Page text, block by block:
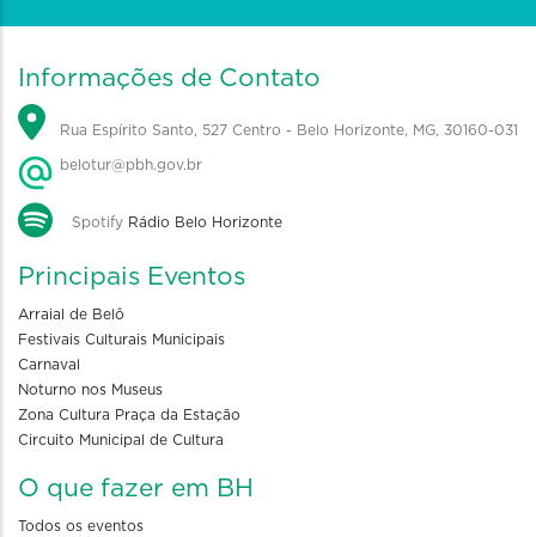
Informações de Contato
Rua Espírito Santo, 527 Centro - Belo Horizonte, MG, 30160-031
belotur@pbh.gov.br
Spotify Rádio Belo Horizonte
Principais Eventos
Arraial de Belô
Festivais Culturais Municipais
Carnaval
Noturno nos Museus
Zona Cultura Praça da Estação
Circuito Municipal de Cultura
O que fazer em BH
Todos os eventos